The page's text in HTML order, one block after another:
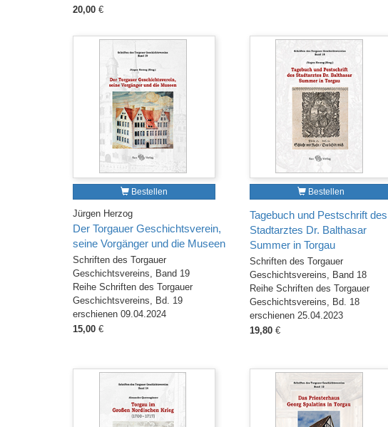
20,00 €
Bestellen
Jürgen Herzog
Der Torgauer Geschichtsverein,
seine Vorgänger und die Museen
Schriften des Torgauer
Geschichtsvereins, Band 19
Reihe Schriften des Torgauer
Geschichtsvereins, Bd. 19
erschienen 09.04.2024
15,00 €
Bestellen
Tagebuch und Pestschrift des
Stadtarztes Dr. Balthasar
Summer in Torgau
Schriften des Torgauer
Geschichtsvereins, Band 18
Reihe Schriften des Torgauer
Geschichtsvereins, Bd. 18
erschienen 25.04.2023
19,80 €